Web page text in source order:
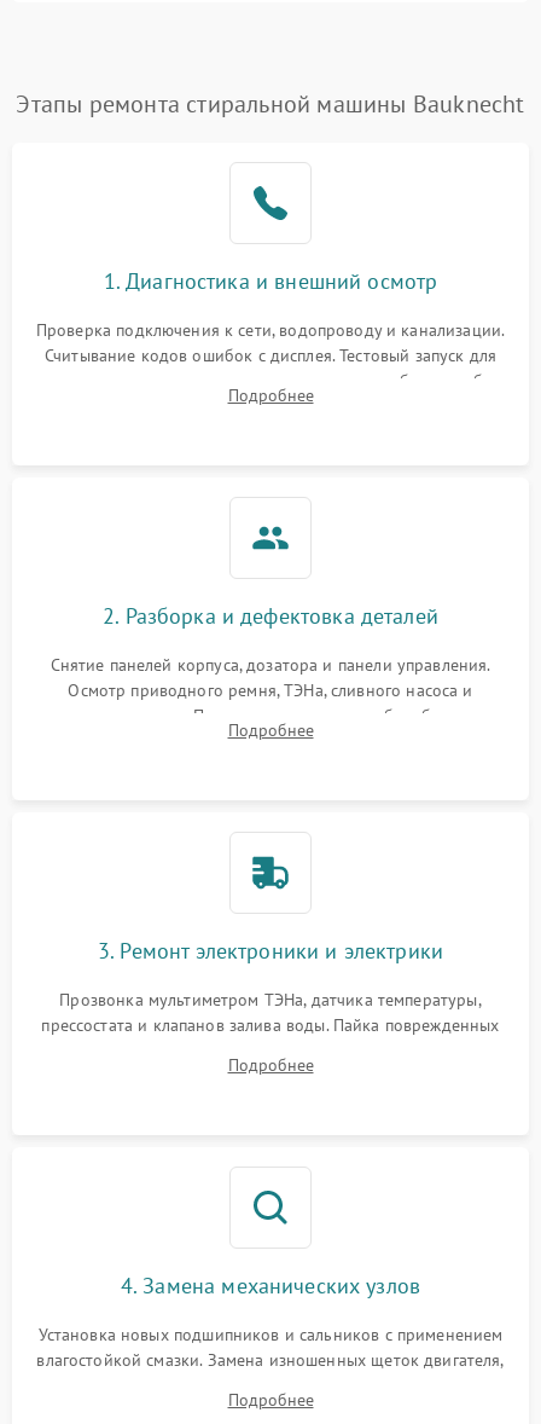
Этапы ремонта стиральной машины Bauknecht
1. Диагностика и внешний осмотр
Проверка подключения к сети, водопроводу и канализации.
Считывание кодов ошибок с дисплея. Тестовый запуск для
выявления посторонних шумов, протечек или сбоев в работе
электронного модуля управления.
Подробнее
2. Разборка и дефектовка деталей
Снятие панелей корпуса, дозатора и панели управления.
Осмотр приводного ремня, ТЭНа, сливного насоса и
амортизаторов. Проверка подшипников барабана и
крестовины на износ, а манжеты люка на разрывы.
Подробнее
3. Ремонт электроники и электрики
Прозвонка мультиметром ТЭНа, датчика температуры,
прессостата и клапанов залива воды. Пайка поврежденных
Восстановление целостности проводки и контактов.
Подробнее
4. Замена механических узлов
Установка новых подшипников и сальников с применением
влагостойкой смазки. Замена изношенных щеток двигателя,
или поврежденной резиновой манжеты.
Подробнее